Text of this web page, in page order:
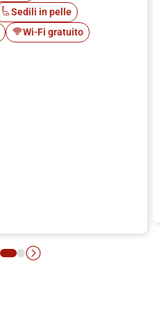
Sedili in pelle
Wi-Fi gratuito